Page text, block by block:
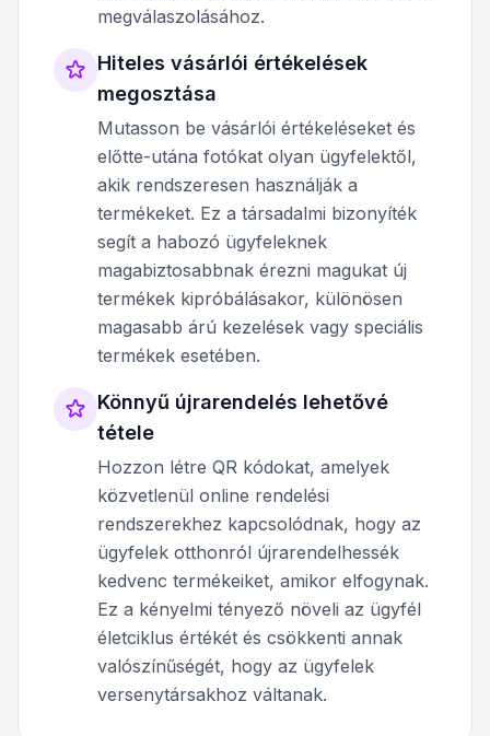
megválaszolásához.
Hiteles vásárlói értékelések
megosztása
Mutasson be vásárlói értékeléseket és
előtte-utána fotókat olyan ügyfelektől,
akik rendszeresen használják a
termékeket. Ez a társadalmi bizonyíték
segít a habozó ügyfeleknek
magabiztosabbnak érezni magukat új
termékek kipróbálásakor, különösen
magasabb árú kezelések vagy speciális
termékek esetében.
Könnyű újrarendelés lehetővé
tétele
Hozzon létre QR kódokat, amelyek
közvetlenül online rendelési
rendszerekhez kapcsolódnak, hogy az
ügyfelek otthonról újrarendelhessék
kedvenc termékeiket, amikor elfogynak.
Ez a kényelmi tényező növeli az ügyfél
életciklus értékét és csökkenti annak
valószínűségét, hogy az ügyfelek
versenytársakhoz váltanak.